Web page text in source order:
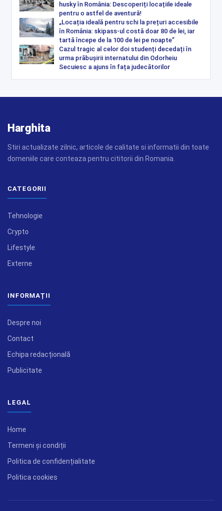
husky în România: Descoperiți locațiile ideale
pentru o astfel de aventură!
„Locația ideală pentru schi la prețuri accesibile
în România: skipass-ul costă doar 80 de lei, iar
tartă începe de la 100 de lei pe noapte”
Cazul tragic al celor doi studenți decedați în
urma prăbușirii internatului din Odorheiu
Secuiesc a ajuns în fața judecătorilor
Harghita
Stiri actualizate zilnic, articole de calitate si informatii din toate
domeniile care conteaza pentru cititorii din Romania.
CATEGORII
Tehnologie
Crypto
Lifestyle
Externe
INFORMAȚII
Despre noi
Contact
Echipa redacțională
Publicitate
LEGAL
Home
Termeni și condiții
Politica de confidențialitate
Politica cookies